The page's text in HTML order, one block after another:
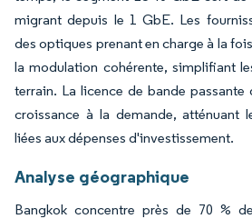
migrant depuis le 1 GbE. Les
des optiques prenant en charge à la
la modulation cohérente, simplifiant
terrain. La licence de bande passante
croissance à la demande, atténuant
liées aux dépenses d'investissement.
Analyse géographique
Bangkok concentre près de 70 %